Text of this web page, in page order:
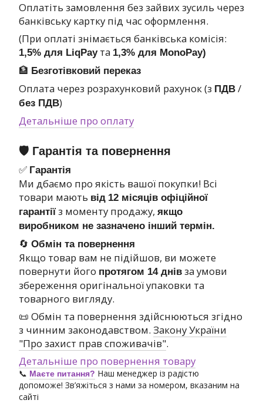
Оплатіть замовлення без зайвих зусиль через
банківську картку під час оформлення.
(При оплаті знімається банківська комісія:
1,5% для LiqPayта 1,3% для MonoPay)
🏦 Безготівковий переказ
Оплата через розрахунковий рахунок (з ПДВ /
без ПДВ)
Детальніше про оплату
🛡 Гарантія та повернення
✅ Гарантія
Ми дбаємо про якість вашої покупки! Всі
товари мають від 12 місяців офіційної
гарантії з моменту продажу, якщо
виробником не зазначено інший термін.
🔄 Обмін та повернення
Якщо товар вам не підійшов, ви можете
повернути його протягом 14 днів за умови
збереження оригінальної упаковки та
товарного вигляду.
📜 Обмін та повернення здійснюються згідно
з чинним законодавством. Закону України
"Про захист прав споживачів".
Детальніше про повернення товару
📞 Маєте питання? Наш менеджер із радістю
допоможе! Зв’яжіться з нами за номером, вказаним на
сайті